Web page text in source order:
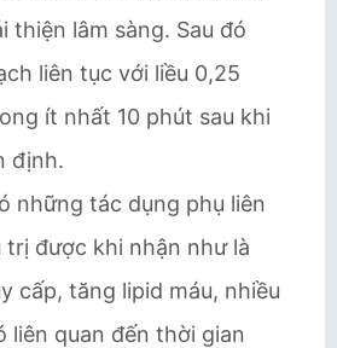
thiện lâm sàng. Sau đó
liên tục với liều 0,25
ít nhất 10 phút sau khi
định.
những tác dụng phụ liên
trị được khi nhận như là
cấp, tăng lipid máu, nhiều
liên quan đến thời gian